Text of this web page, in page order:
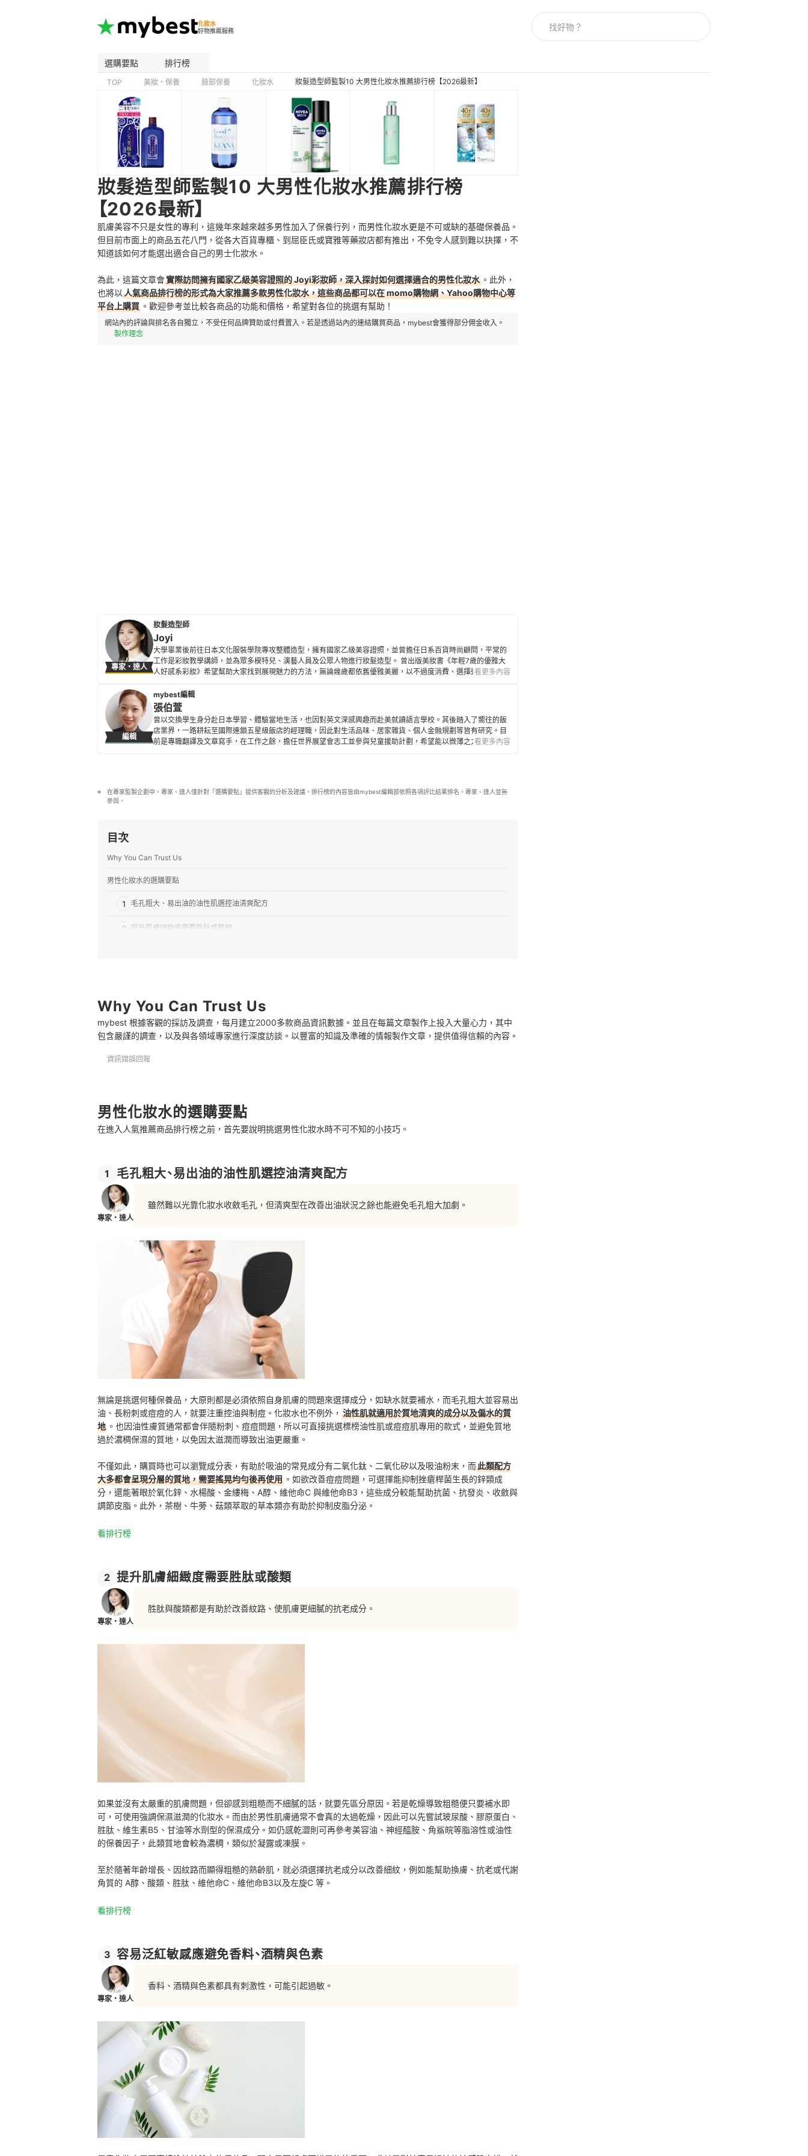
化妝水
好物推薦服務
選購要點 排行榜
TOP 美妝・保養 臉部保養 化妝水 妝髮造型師監製10 大男性化妝水推薦排行榜【2026最新】
妝髮造型師監製10 大男性化妝水推薦排行榜
【2026最新】
肌膚美容不只是女性的專利，這幾年來越來越多男性加入了保養行列，而男性化妝水更是不可或缺的基礎保養品。
但目前市面上的商品五花八門，從各大百貨專櫃、到屈臣氏或寶雅等藥妝店都有推出，不免令人感到難以抉擇，不
知道該如何才能選出適合自己的男士化妝水。
為此，這篇文章會實際訪問擁有國家乙級美容證照的 Joyi彩妝師，深入探討如何選擇適合的男性化妝水 。此外，
也將以人氣商品排行榜的形式為大家推薦多款男性化妝水，這些商品都可以在 momo購物網、Yahoo購物中心等
平台上購買 。歡迎參考並比較各商品的功能和價格，希望對各位的挑選有幫助！
網站內的評論與排名各自獨立，不受任何品牌贊助或付費置入。若是透過站內的連結購買商品，mybest會獲得部分佣金收入。
製作理念
專家・達人
妝髮造型師
Joyi
大學畢業後前往日本文化服裝學院專攻整體造型，擁有國家乙級美容證照，並曾擔任日系百貨時尚顧問，平常的
工作是彩妝教學講師，並為眾多模特兒、演藝人員及公眾人物進行妝髮造型。 曾出版美妝書《年輕7歲的優雅大
人好感系彩妝》希望幫助大家找到展現魅力的方法，無論幾歲都依舊優雅美麗，以不過度消費、選擇適合自己並
Joyi的簡介
看更多內容
編輯
mybest編輯
張伯萱
曾以交換學生身分赴日本學習、體驗當地生活，也因對英文深感興趣而赴美就讀語言學校。其後踏入了嚮往的飯
店業界，一路耕耘至國際連鎖五星級飯店的經理職，因此對生活品味、居家雜貨、個人金融規劃等皆有研究。目
前是專職翻譯及文章寫手，在工作之餘，擔任世界展望會志工並參與兒童援助計劃，希望能以微薄之力對社會有
看更多內容
在專家監製企劃中，專家、達人僅針對「選購要點」提供客觀的分析及建議。排行榜的內容皆由mybest編輯部依照各項評比結果排名，專家、達人並無
參與。
目次
Why You Can Trust Us
男性化妝水的選購要點
1 毛孔粗大、易出油的油性肌選控油清爽配方
2 提升肌膚細緻度需要胜肽或酸類
化妝水的使用步驟
其他男性必備的潔膚、打底產品
Why You Can Trust Us
mybest 根據客觀的採訪及調查，每月建立2000多款商品資訊數據。並且在每篇文章製作上投入大量心力，其中
包含嚴謹的調查，以及與各領域專家進行深度訪談。以豐富的知識及準確的情報製作文章，提供值得信賴的內容。
資訊錯誤回報
男性化妝水的選購要點
在進入人氣推薦商品排行榜之前，首先要說明挑選男性化妝水時不可不知的小技巧。
1 毛孔粗大、易出油的油性肌選控油清爽配方
專家・達人
雖然難以光靠化妝水收斂毛孔，但清爽型在改善出油狀況之餘也能避免毛孔粗大加劇。
無論是挑選何種保養品，大原則都是必須依照自身肌膚的問題來選擇成分，如缺水就要補水，而毛孔粗大並容易出
油、長粉刺或痘痘的人，就要注重控油與制痘。化妝水也不例外， 油性肌就適用於質地清爽的成分以及偏水的質
地 。也因油性膚質通常都會伴隨粉刺、痘痘問題，所以可直接挑選標榜油性肌或痘痘肌專用的款式，並避免質地
過於濃稠保濕的質地，以免因太滋潤而導致出油更嚴重。
不僅如此，購買時也可以瀏覽成分表，有助於吸油的常見成分有二氧化鈦、二氧化矽以及吸油粉末，而此類配方
大多都會呈現分層的質地，需要搖晃均勻後再使用 。如欲改善痘痘問題，可選擇能抑制挫瘡桿菌生長的鋅類成
分，還能著眼於氧化鋅、水楊酸、金縷梅、A醇、維他命C 與維他命B3，這些成分較能幫助抗菌、抗發炎、收斂與
調節皮脂。此外， 茶樹、牛蒡、菇類萃取的草本類亦有助於抑制皮脂分泌。
看排行榜
2 提升肌膚細緻度需要胜肽或酸類
專家・達人
胜肽與酸類都是有助於改善紋路、使肌膚更細膩的抗老成分。
如果並沒有太嚴重的肌膚問題，但卻感到粗糙而不細膩的話，就要先區分原因。若是乾燥導致粗糙便只要補水即
可，可使用強調保濕滋潤的化妝水。而由於男性肌膚通常不會真的太過乾燥 ，因此可以先嘗試玻尿酸、膠原蛋白、
胜肽、維生素B5、甘油等水劑型的保濕成分 。如仍感乾澀則可再參考美容油、神經醯胺、角鯊皖等脂溶性或油性
的保養因子，此類質地會較為濃稠，類似於凝露或凍膜。
至於隨著年齡增長、因紋路而顯得粗糙的熟齡肌，就必須選擇抗老成分以改善細紋，例如能幫助換膚、抗老或代謝
角質的 A醇、酸類、胜肽、維他命C、維他命B3以及左旋C 等 。
看排行榜
3 容易泛紅敏感應避免香料、酒精與色素
專家・達人
香料、酒精與色素都具有刺激性，可能引起過敏。